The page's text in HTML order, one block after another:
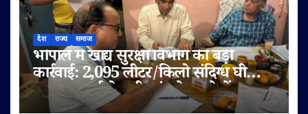
देश राज्य समाज
भोपाल में खाद्य सुरक्षा विभाग की बड़ी
कार्रवाई: 2,095 लीटर/किलो संदिग्ध घी
जब्त, सप्लाई चेन भी जांच के दायरे में